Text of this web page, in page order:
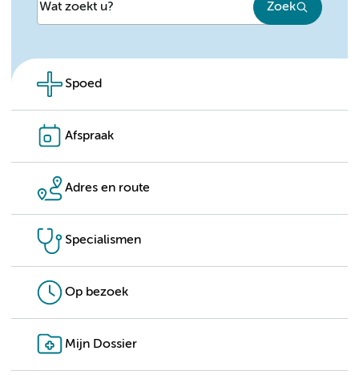
Spoed
Afspraak
Adres en route
Specialismen
Op bezoek
Mijn Dossier
Zoek